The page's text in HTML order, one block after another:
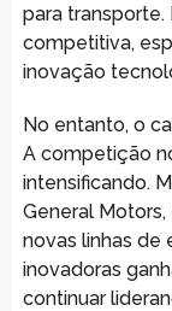
para
competitiva,
inovação
No entanto, o
A competição
intensificando.
General
novas linhas de
inovadoras
continuar